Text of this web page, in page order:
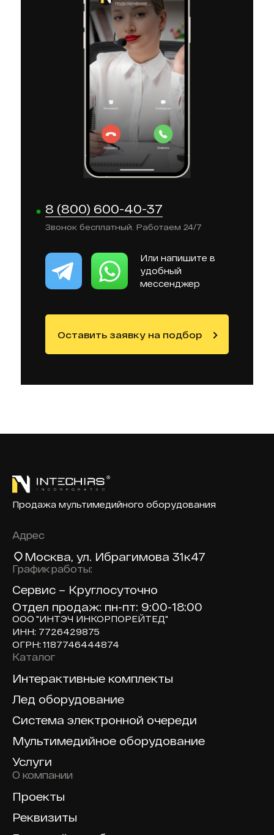
8 (800) 600-40-37
Звонок бесплатный. Работаем 24/7
Или напишите в
удобный
мессенджер
Оставить заявку на подбор
Продажа мультимедийного оборудования
Адрес
Москва, ул. Ибрагимова 31к47
График работы:
Сервис – Круглосуточно
Отдел продаж: пн-пт: 9:00-18:00
ООО "ИНТЭЧ ИНКОРПОРЕЙТЕД"
ИНН: 7726429875
ОГРН: 1187746444874
Доп навигация по сайту
Каталог
Интерактивные комплекты
Лед оборудование
Система электронной очереди
Мультимедийное оборудование
Услуги
О компании
Проекты
Реквизиты